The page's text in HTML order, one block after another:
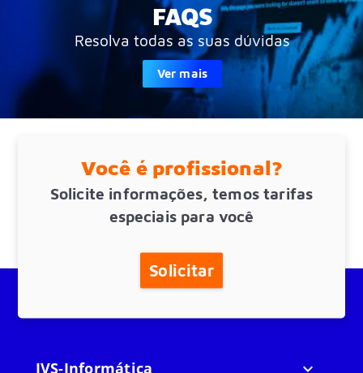
FAQS
Resolva todas as suas dúvidas
Ver mais
Você é profissional?
Solicite informações, temos tarifas
especiais para você
Solicitar
JVS-Informática 